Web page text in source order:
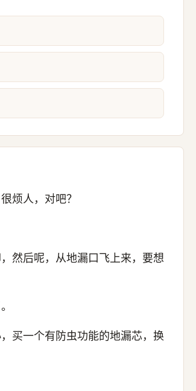
烦人，对吧？
然后呢，从地漏口飞上来，要想
买一个有防虫功能的地漏芯，换